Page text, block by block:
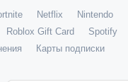
Netflix
Nintendo
Roblox Gift Card
Spotify
Карты подписки